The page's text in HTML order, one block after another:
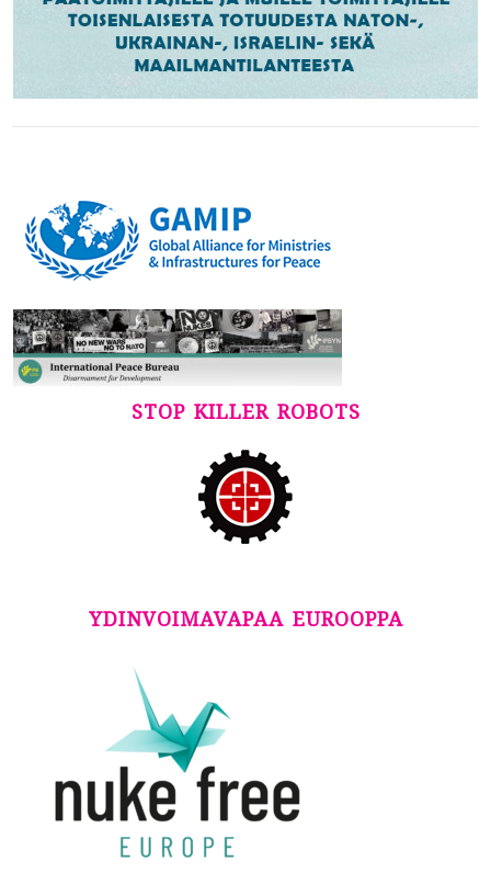
STOP KILLER ROBOTS
YDINVOIMAVAPAA EUROOPPA